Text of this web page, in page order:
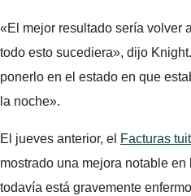
«El mejor resultado sería volver
todo esto sucediera», dijo
ponerlo en el estado en que
la noche».
El jueves anterior, el Facturas
mostrado una mejora notable
todavía está gravemente